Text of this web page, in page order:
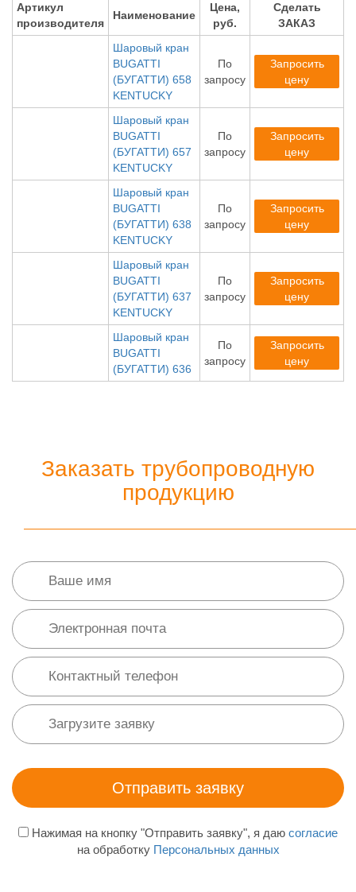
Артикул
производителя
Наименование
Цена,
руб.
Сделать
ЗАКАЗ
Шаровый кран
BUGATTI
(БУГАТТИ) 658
KENTUCKY
По
запросу
Запросить
цену
Шаровый кран
BUGATTI
(БУГАТТИ) 657
KENTUCKY
По
запросу
Запросить
цену
Шаровый кран
BUGATTI
(БУГАТТИ) 638
KENTUCKY
По
запросу
Запросить
цену
Шаровый кран
BUGATTI
(БУГАТТИ) 637
KENTUCKY
По
запросу
Запросить
цену
Шаровый кран
BUGATTI
(БУГАТТИ) 636
По
запросу
Запросить
цену
Заказать трубопроводную
продукцию
Нажимая на кнопку "Отправить заявку", я даю согласие
на обработку Персональных данных